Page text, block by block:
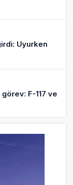
Uyurken
F-117 ve
En Değerli